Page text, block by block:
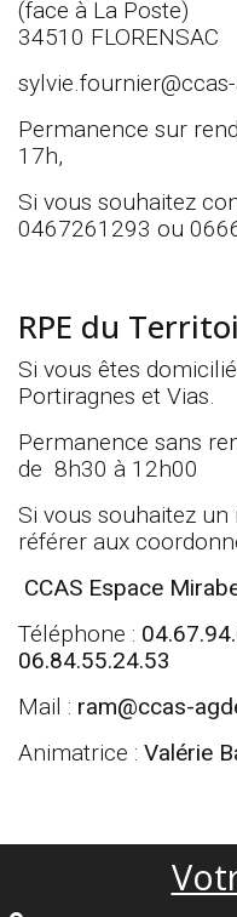
(face à La Poste)
34510 FLORENSAC
Permanence sur
17h,
Si vous souhaitez
0467261293 ou
RPE du
Si vous êtes
Portiragnes et Vias.
Permanence sans
de 8h30 à
Si vous souhaitez un
référer aux
CCAS Espace
Téléphone :
06.84.55.24.53
Mail : ram@ccas-
Animatrice : Valérie